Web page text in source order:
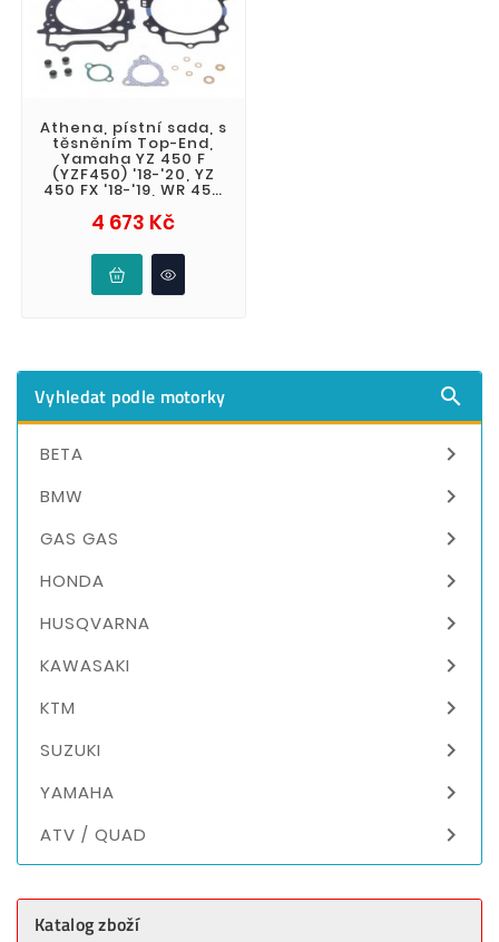
Athena, pístní sada, s
těsněním Top-End,
Yamaha YZ 450 F
(YZF450) '18-'20, YZ
450 FX '18-'19, WR 450
kovaný (S
4 673 KčCena
Vyhledat podle motorky 
BETA 
BMW 
GAS GAS 
HONDA 
HUSQVARNA 
KAWASAKI 
KTM 
SUZUKI 
YAMAHA 
ATV / QUAD 
Katalog zboží